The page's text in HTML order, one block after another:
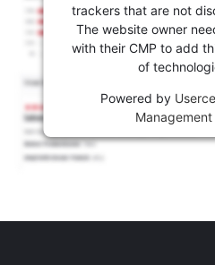
trackers that are not
The website owner
with their CMP to add
of
Powered by